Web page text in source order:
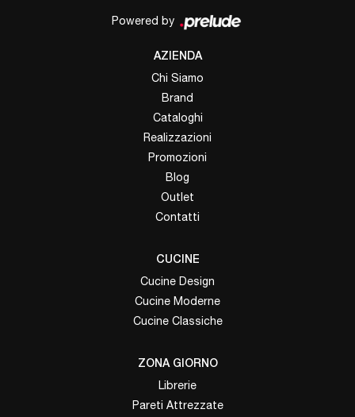
Powered by
AZIENDA
Chi Siamo
Brand
Cataloghi
Realizzazioni
Promozioni
Blog
Outlet
Contatti
CUCINE
Cucine Design
Cucine Moderne
Cucine Classiche
ZONA GIORNO
Librerie
Pareti Attrezzate